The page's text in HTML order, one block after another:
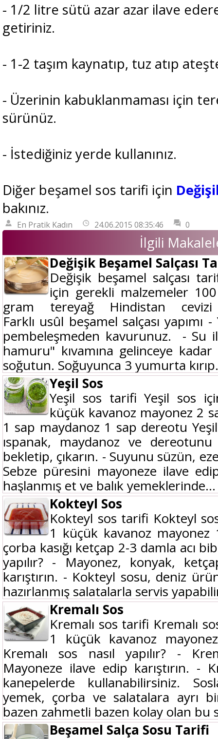
- 1/2 litre sütü azar azar ilave
getiriniz.
- 1-2 taşım kaynatıp, tuz atıp
- Üzerinin kabuklanmaması için
sürünüz.
- İstediğiniz yerde kullanınız.
Diğer beşamel sos tarifi için
bakınız.
En Pratik Kadın 24.06.2015 08:35:46 0
İlgili
Değişik Beşamel Salçası
Değişik beşamel salçası
için gerekli malzemeler
gram tereyağ Hindistan
Farklı usûl beşamel salçası
pembeleşmeden kavurunuz. - Su
hamuru" kıvamına gelinceye
soğutun. Soğuyunca 3 yumurta
Yeşil Sos
Yeşil sos tarifi Yeşil sos
küçük kavanoz mayonez 2
1 sap maydanoz 1 sap dereotu Yeşil
ıspanak, maydanoz ve
bekletip, çıkarın. - Suyunu süzün,
Sebze püresini mayoneze ilave
haşlanmış et ve balık yemeklerinde...
Kokteyl Sos
Kokteyl sos tarifi Kokteyl
1 küçük kavanoz mayonez
çorba kasığı ketçap 2-3 damla acı
yapılır? - Mayonez, konyak,
karıştırın. - Kokteyl sosu, deniz
hazırlanmış salatalarla servis
Kremalı Sos
Kremalı sos tarifi Kremalı
1 küçük kavanoz
Kremalı sos nasıl yapılır? -
Mayoneze ilave edip karıştırın. -
kanepelerde kullanabilirsiniz.
yemek, çorba ve salatalara ayrı
bazen zahmetli bazen kolay olan bu
Beşamel Salça Sosu Tarifi